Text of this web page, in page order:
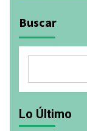
Buscar
Lo Último